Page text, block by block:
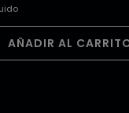
AÑADIR AL